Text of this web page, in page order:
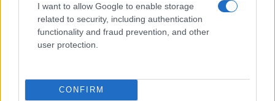
I want to allow Google to enable storage
related to security, including authentication
functionality and fraud prevention, and other
user protection.
CONFIRM
Conference League: Με τον ηττημένο του
Χράντετς Κράλοβε – Μπεσίκτας ο Παναθηναϊκός
3/08/2026 - 3:50μμ